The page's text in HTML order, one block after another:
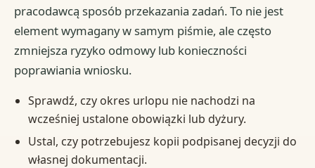
pracodawcą sposób przekazania zadań. To nie jest
element wymagany w samym piśmie, ale często
zmniejsza ryzyko odmowy lub konieczności
poprawiania wniosku.
Sprawdź, czy okres urlopu nie nachodzi na
wcześniej ustalone obowiązki lub dyżury.
Ustal, czy potrzebujesz kopii podpisanej decyzji do
własnej dokumentacji.